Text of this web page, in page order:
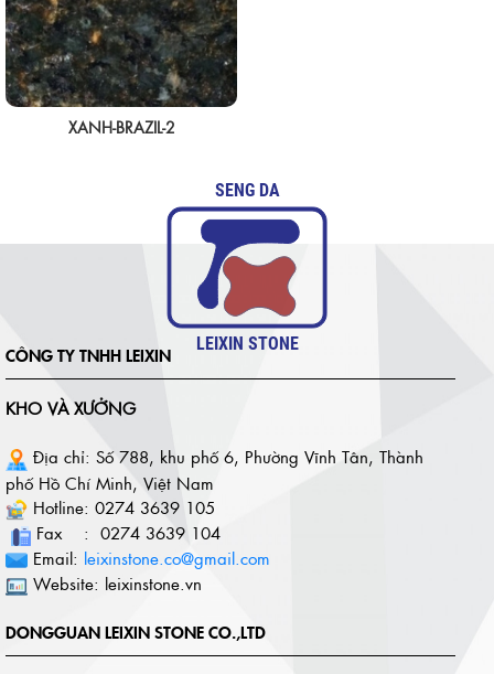
XANH-BRAZIL-2
SENG DA
LEIXIN STONE
CÔNG TY TNHH LEIXIN
KHO VÀ XƯỞNG
Địa chỉ: Số 788, khu phố 6, Phường Vĩnh Tân, Thành
phố Hồ Chí Minh, Việt Nam
Hotline: 0274 3639 105
Fax : 0274 3639 104
Email: leixinstone.co@gmail.com
Website: leixinstone.vn
DONGGUAN LEIXIN STONE CO.,LTD